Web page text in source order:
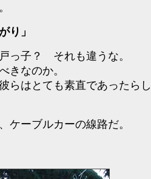
り」
子？ それも違うな。
きなのか。
らはとても素直であったら
ケーブルカーの線路だ。